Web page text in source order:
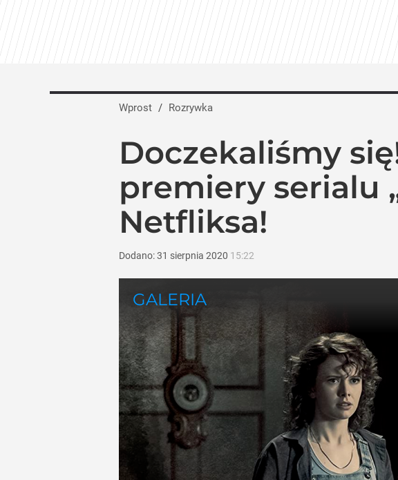
Wprost / Rozrywka
Doczekaliśmy
premiery serialu
Netfliksa!
Dodano:31 sierpnia 2020 15:22